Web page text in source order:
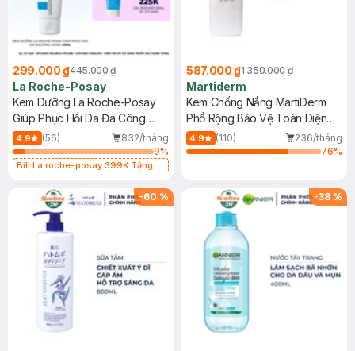
299.000 ₫445.000 ₫
La Roche-Posay
Kem Dưỡng La Roche-Posay
Giúp Phục Hồi Da Đa Công
Dụng 40ml
4.9 (56)
832/tháng
9%
Bill La roche-posay 399K Tặng
(SL có hạn)
587.000 ₫1.350.000 ₫
Martiderm
Kem Chống Nắng MartiDerm
Phổ Rộng Bảo Vệ Toàn Diện
40ml
4.9 (110)
236/tháng
76%
-60 % -38 %